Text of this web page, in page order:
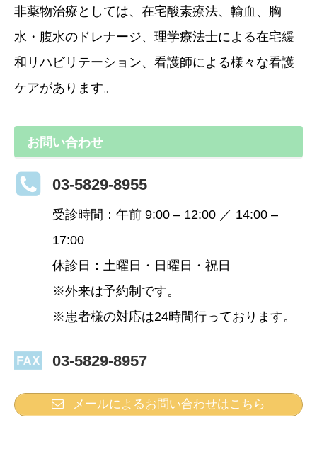
非薬物治療としては、在宅酸素療法、輸血、胸
水・腹水のドレナージ、理学療法士による在宅緩
和リハビリテーション、看護師による様々な看護
ケアがあります。
お問い合わせ
03-5829-8955
受診時間：午前 9:00 – 12:00 ／ 14:00 –
17:00
休診日：土曜日・日曜日・祝日
※外来は予約制です。
※患者様の対応は24時間行っております。
03-5829-8957
メールによるお問い合わせはこちら